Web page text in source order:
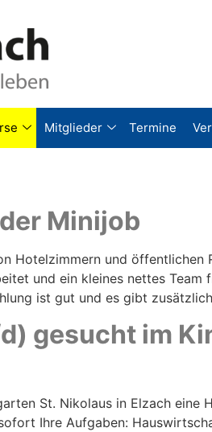
Mitglieder Termine
Minijob
Hotelzimmern und öffentlichen
und ein kleines nettes
ist gut und es gibt
gesucht im
St. Nikolaus in Elzach
Ihre Aufgaben: